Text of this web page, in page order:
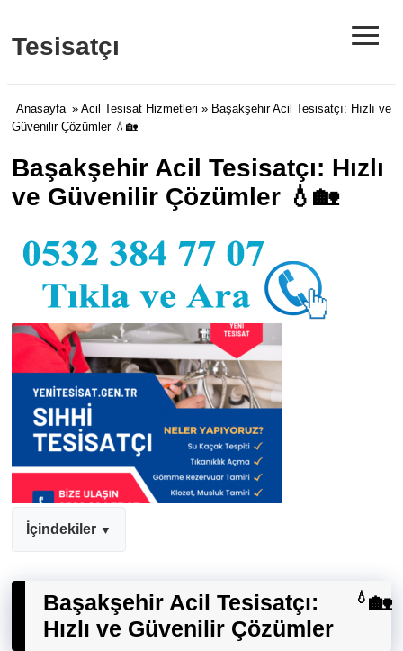
Tesisatçı ≡
Anasayfa » Acil Tesisat Hizmetleri » Başakşehir Acil Tesisatçı: Hızlı ve
Güvenilir Çözümler 💧🏡
Başakşehir Acil Tesisatçı: Hızlı
ve Güvenilir Çözümler 💧🏡
İçindekiler
Başakşehir Acil Tesisatçı:
Hızlı ve Güvenilir Çözümler
💧 🏡